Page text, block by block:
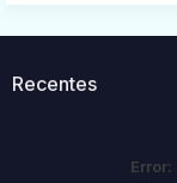
Recentes
Error: